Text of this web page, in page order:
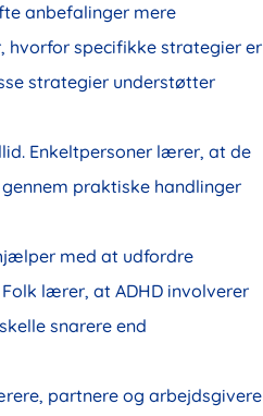
anbefalinger mere
hvorfor specifikke strategier er
strategier understøtter
Enkeltpersoner lærer, at de
praktiske handlinger
med at udfordre
lærer, at ADHD involverer
snarere end
partnere og arbejdsgivere